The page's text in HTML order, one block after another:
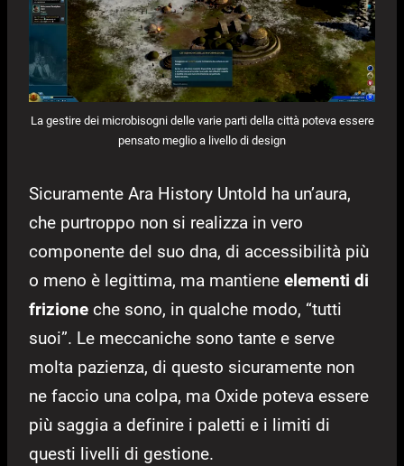
La gestire dei microbisogni delle varie parti della città poteva essere
pensato meglio a livello di design
Sicuramente Ara History Untold ha un’aura,
che purtroppo non si realizza in vero
componente del suo dna, di accessibilità più
o meno è legittima, ma mantiene elementi di
frizione che sono, in qualche modo, “tutti
suoi”. Le meccaniche sono tante e serve
molta pazienza, di questo sicuramente non
ne faccio una colpa, ma Oxide poteva essere
più saggia a definire i paletti e i limiti di
questi livelli di gestione.